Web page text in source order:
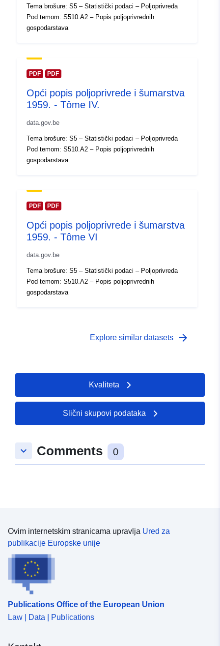
registar:
2024
Prostorno:
Tip: Polygon
Identifikatori:
uriRef:
http://data.europa.eu/88u/dataset/
Vremenska
pokrivenost:
- 31 December 1959
Tema brošure: S5 – Statistički podaci – Poljoprivreda
Pod temom: S510.A2 – Popis poljoprivrednih
gospodarstava
PDF PDF
Opći popis poljoprivrede i šumarstva
1959. - Tôme IV.
data.gov.be
Tema brošure: S5 – Statistički podaci – Poljoprivreda
Pod temom: S510.A2 – Popis poljoprivrednih
gospodarstava
PDF PDF
Opći popis poljoprivrede i šumarstva
1959. - Tôme VI
data.gov.be
Tema brošure: S5 – Statistički podaci – Poljoprivreda
Pod temom: S510.A2 – Popis poljoprivrednih
gospodarstava
Explore similar datasets arrow_forward
Kvaliteta
Slični skupovi podataka
keyboard_arrow_down Comments 0
Ovim internetskim stranicama upravlja Ured za
publikacije Europske unije
Publications Office of the European Union
Law | Data | Publications